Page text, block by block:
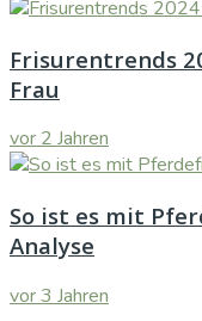
Frisurentrends
Frau
vor 2 Jahren
So ist es mit
Analyse
vor 3 Jahren